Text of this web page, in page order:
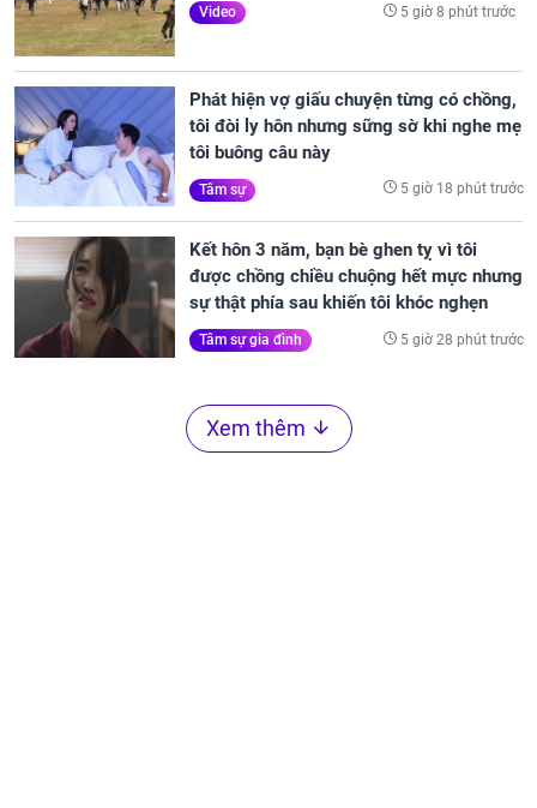
Video 5 giờ 8 phút trước
Phát hiện vợ giấu chuyện từng có chồng,
tôi đòi ly hôn nhưng sững sờ khi nghe mẹ
tôi buông câu này
Tâm sự 5 giờ 18 phút trước
Kết hôn 3 năm, bạn bè ghen tỵ vì tôi
được chồng chiều chuộng hết mực nhưng
sự thật phía sau khiến tôi khóc nghẹn
Tâm sự gia đình 5 giờ 28 phút trước
Xem thêm